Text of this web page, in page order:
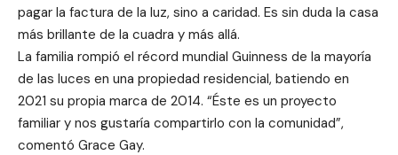
pagar la factura de la luz, sino a caridad. Es sin duda la casa
más brillante de la cuadra y más allá.
La familia rompió el récord mundial Guinness de la mayoría
de las luces en una propiedad residencial, batiendo en
2021 su propia marca de 2014. “Éste es un proyecto
familiar y nos gustaría compartirlo con la comunidad”,
comentó Grace Gay.